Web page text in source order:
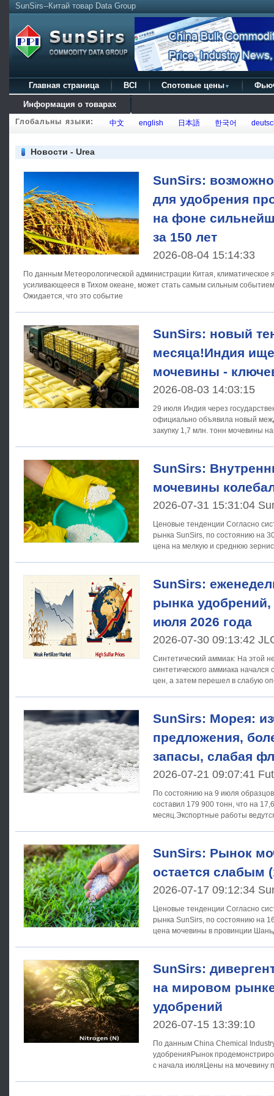
SunSirs--Китай товар Data Group
Главная страница BCI Спотовые цены ▼
Информация о товарах
Глобальны языки: 中文 english 日本語 한국어
Новости - Urea
SunSirs:
для удобрения
на фоне
за 150 лет
2026-08-04 15:14:33
По данным Метеорологической администрации Китая, климатическое
усиливающееся в Тихом океане, может стать самым сильным событием
Ожидается, что это событие
SunSirs: новый
месяца!Индия
мочевины -
2026-08-03 14:03:15
29 июля Индия через
официально объявила новый
закупку 1,7 млн. тонн мочевины
SunSirs:
мочевины
2026-07-31 15:31:04
Ценовые тенденции Согласно системе анализа товарного
рынка SunSirs, по состоянию на
цена на мелкую и среднюю
SunSirs:
рынка
июля 2026 года
2026-07-30 09:13:42
Синтетический аммиак: На этой
синтетического аммиака начался
цен, а затем перешел в слабую
SunSirs: Морея:
предложения,
запасы, слабая
2026-07-21 09:07:41
По состоянию на 9 июля
составил 179 900 тонн, что на
месяц.Экспортные работы
SunSirs: Рынок
остается слабым
2026-07-17 09:12:34
Ценовые тенденции Согласно системе анализа товарного
рынка SunSirs, по состоянию на
цена мочевины в провинции
SunSirs:
на мировом
удобрений
2026-07-15 13:39:10
По данным China Chemical
удобренияРынок
с начала июляЦены на мочевину